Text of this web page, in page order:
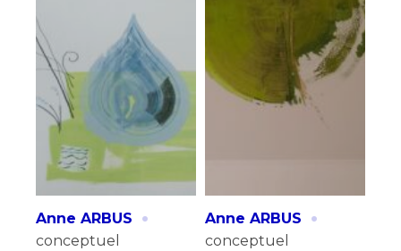
Anne ARBUS ·
conceptuel
Anne ARBUS ·
conceptuel